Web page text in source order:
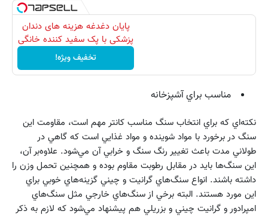
پایان دغدغه هزینه های دندان
پزشکی با پک سفید کننده خانگی
تخفیف ویژه!
مناسب براي آشپزخانه
نكته‌اي كه براي انتخاب سنگ مناسب كانتر مهم است، مقاومت اين
سنگ در برخورد با مواد شوينده و مواد غذايي است كه گاهي در
طولاني مدت باعث تغيير رنگ سنگ و خرابي آن مي‌شود. علاوه‌بر آن،
اين سنگ‌ها بايد در مقابل رطوبت مقاوم بوده و همچنين تحمل وزن را
داشته باشند. انواع سنگ‌هاي گرانيت و چيني گزينه‌هاي خوبي براي
اين مورد هستند. البته برخي از سنگ‌هاي خارجي مثل سنگ‌هاي
امپرادور و گرانيت چيني و بزريلي هم پيشنهاد مي‌شود كه لازم به ذكر